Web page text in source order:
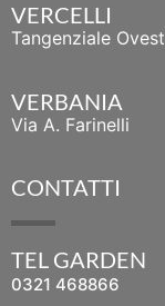
VERCELLI
Tangenziale Ovest
VERBANIA
Via A. Farinelli
CONTATTI
TEL GARDEN
0321 468866